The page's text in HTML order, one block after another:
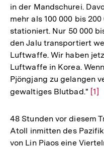
in der Mandschurei.
mehr als 100 000 bis
stationiert. Nur 50 000
den Jalu transportiert
Luftwaffe. Wir haben
Luftwaffe in Korea.
Pjöngjang zu gelangen
gewaltiges Blutbad." Zur
der
[1]
48 Stunden vor diesem
Atoll inmitten des
von Lin Piaos eine